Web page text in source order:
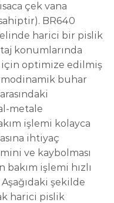
çek vana
BR640
harici bir pislik
konumlarında
için optimize edilmiş
buhar
metale
işlemi kolayca
ihtiyaç
ve kaybolması
bakım işlemi hızlı
şekilde
harici pislik